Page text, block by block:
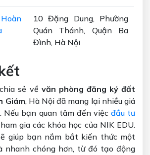
10 Đặng Dung, Phường
Quán Thánh, Quận Ba
Đình, Hà Nội
sẻ về văn phòng đăng ký đất
Giám, Hà Nội đã mang lại nhiều giá
Nếu bạn quan tâm đến việc đầu tư
gia các khóa học của NIK EDU.
giúp bạn nắm bắt kiến thức một
nhanh chóng hơn, từ đó tạo động